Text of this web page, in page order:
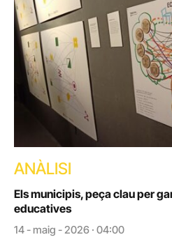
ANÀLISI
Els municipis, peça clau per
educatives
14 - maig - 2026 · 04:00